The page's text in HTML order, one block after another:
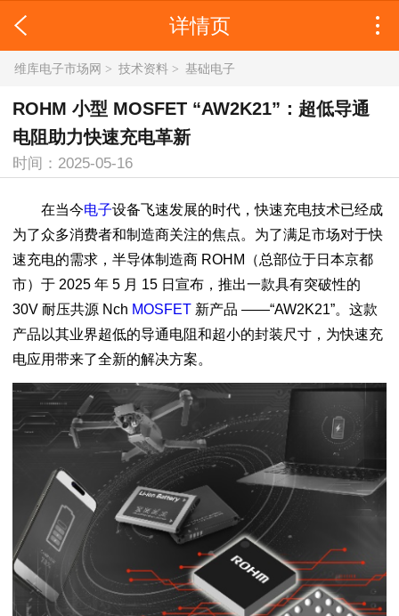
详情页
维库电子市场网 > 技术资料 > 基础电子
ROHM 小型 MOSFET “AW2K21”：超低导通
电阻助力快速充电革新
时间：2025-05-16
在当今电子设备飞速发展的时代，快速充电技术已经成
为了众多消费者和制造商关注的焦点。为了满足市场对于快
速充电的需求，半导体制造商 ROHM（总部位于日本京都
市）于 2025 年 5 月 15 日宣布，推出一款具有突破性的
30V 耐压共源 Nch MOSFET新产品 ——“AW2K21”。这款
产品以其业界超低的导通电阻和超小的封装尺寸，为快速充
电应用带来了全新的解决方案。